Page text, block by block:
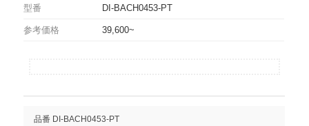
型番 DI-BACH0453-PT
参考価格 39,600~
品番 DI-BACH0453-PT